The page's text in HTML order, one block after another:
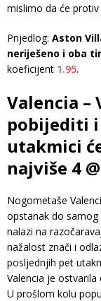
mislimo da će
Prijedlog: Aston
neriješeno i oba
koeficijent 1.95.
Valencia –
pobijediti i
utakmici
najviše 4 @
Nogometaše
opstanak do samog
nalazi na
nažalost znači i
posljednjih pet
Valencia je
U prošlom kolu